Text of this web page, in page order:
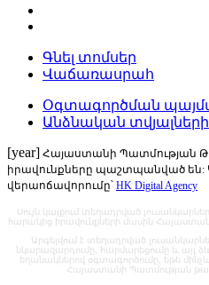
Գնել տոմսեր
Վաճառասրահ
Օգտագործման
Անձնական
[year] Հայաստանի Պատմության
իրավունքները պաշտպանված են:
վերաոճավորումը՝ HK Digital Agency
Սույն կայքում տեղադրված
հարակից իրավունքների մասին
Արգելվում է տեղադրված
նկարազարդումը, հարմարեցումը և այլ
եղանակներով օգտագործումը, եթե
Հայաստանի Պատմության